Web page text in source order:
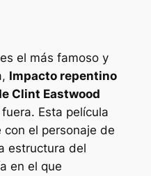
el más famoso y
Impacto repentino
Clint Eastwood
Esta película
el personaje de
estructura del
en el que